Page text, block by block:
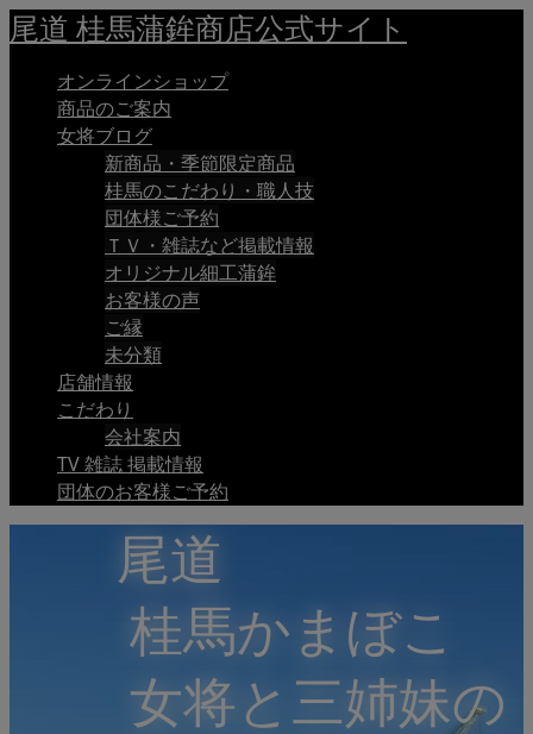
尾道 桂馬蒲鉾商店公式サイト
オンラインショップ
商品のご案内
女将ブログ
新商品・季節限定商品
桂馬のこだわり・職人技
団体様ご予約
ＴＶ・雑誌など掲載情報
オリジナル細工蒲鉾
お客様の声
ご縁
未分類
店舗情報
こだわり
会社案内
TV 雑誌 掲載情報
団体のお客様ご予約
尾道
桂馬かまぼこ
女将と三姉妹の